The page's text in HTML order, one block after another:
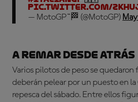
pic.twitter.com/
— MotoGP™🏁 (@MotoGP)
A remar desde atrás
Varios pilotos de peso se quedaron
deberán pelear por un puesto en la
repesca del sábado. Entre ellos